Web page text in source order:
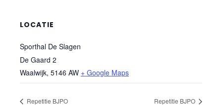
LOCATIE
Sporthal De Slagen
De Gaard 2
Waalwijk, 5146 AW + Google Maps
Repetitie BJPO Repetitie BJPO